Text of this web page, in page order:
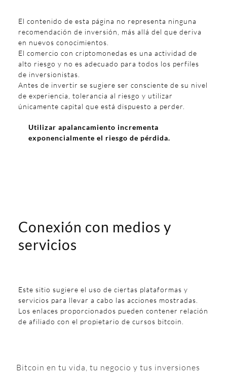
El contenido de esta página no representa ninguna
recomendación de inversión, más allá del que deriva
en nuevos conocimientos.
El comercio con criptomonedas es una actividad de
alto riesgo y no es adecuado para todos los perfiles
de inversionistas.
Antes de invertir se sugiere ser consciente de su nivel
de experiencia, tolerancia al riesgo y utilizar
únicamente capital que está dispuesto a perder.
Utilizar apalancamiento incrementa
exponencialmente el riesgo de pérdida.
Conexión con medios y
servicios
Este sitio sugiere el uso de ciertas plataformas y
servicios para llevar a cabo las acciones mostradas.
Los enlaces proporcionados pueden contener relación
de afiliado con el propietario de cursos bitcoin.
Bitcoin en tu vida, tu negocio y tus inversiones